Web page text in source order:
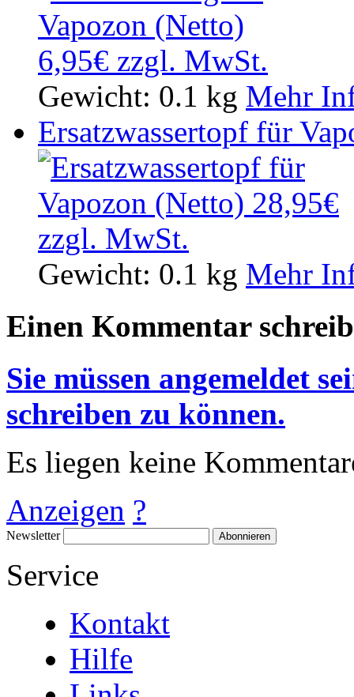
Gewicht: 0.1 kg Mehr
Ersatzwassertopf für
Gewicht: 0.1 kg Mehr
Einen Kommentar
Sie müssen angemeldet
schreiben zu können.
Es liegen keine
Anzeigen ?
Newsletter Abonnieren
Service
Kontakt
Hilfe